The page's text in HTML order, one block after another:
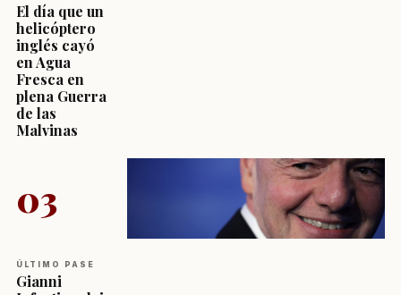
El día que un
helicóptero
inglés cayó
en Agua
Fresca en
plena Guerra
de las
Malvinas
03
ÚLTIMO PASE
Gianni